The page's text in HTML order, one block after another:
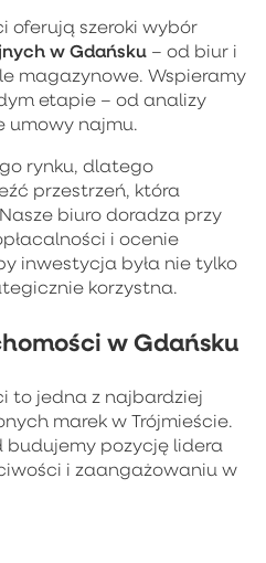
oferują szeroki wybór
w Gdańsku – od biur i
magazynowe. Wspieramy
etapie – od analizy
umowy najmu.
rynku, dlatego
przestrzeń, która
biuro doradza przy
i ocenie
inwestycja była nie tylko
korzystna.
w Gdańsku
to jedna z najbardziej
marek w Trójmieście.
pozycję lidera
i zaangażowaniu w